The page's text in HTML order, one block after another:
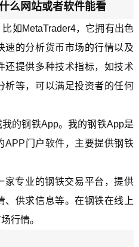
么网站或者软件能看
如MetaTrader4，它拥有出色
速的分析货币市场的行情以及
还提供多种技术指标，如技术
析等，可以满足投资者的任何
的钢铁App。我的钢铁App是
APP门户软件，主要提供钢铁
家专业的钢铁交易平台，提供
、供求信息等。在钢铁在线上
行情。